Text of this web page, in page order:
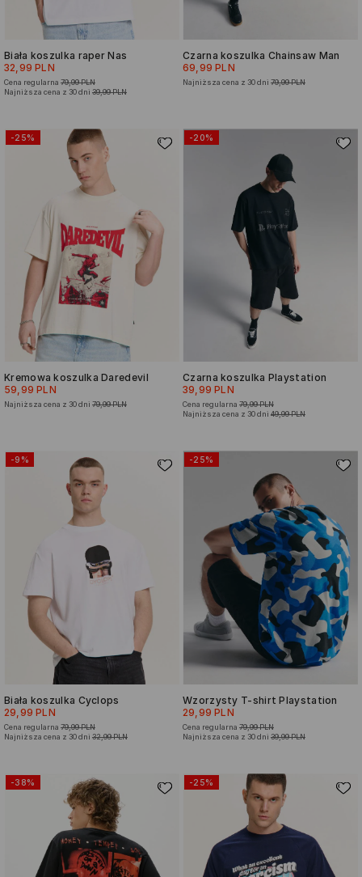
Biała koszulka raper Nas
32,99 PLN
Cena regularna 79,99 PLN
Najniższa cena z 30 dni 39,99 PLN
Czarna koszulka Chainsaw Man
69,99 PLN
Najniższa cena z 30 dni 79,99 PLN
-25%
Kremowa koszulka Daredevil
59,99 PLN
Najniższa cena z 30 dni 79,99 PLN
-20%
Czarna koszulka Playstation
39,99 PLN
Cena regularna 79,99 PLN
Najniższa cena z 30 dni 49,99 PLN
-9%
Biała koszulka Cyclops
29,99 PLN
Cena regularna 79,99 PLN
Najniższa cena z 30 dni 32,99 PLN
-25%
Wzorzysty T-shirt Playstation
29,99 PLN
Cena regularna 79,99 PLN
Najniższa cena z 30 dni 39,99 PLN
-38% -25%